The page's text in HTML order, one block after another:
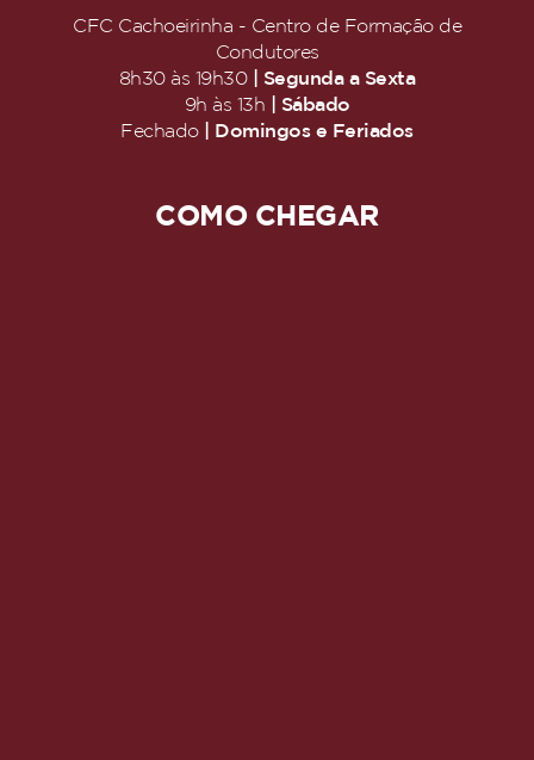
CFC Cachoeirinha - Centro de Formação de
Condutores
8h30 às 19h30
| Segunda a Sexta
9h às 13h
| Sábado
Fechado
| Domingos e Feriados
COMO CHEGAR